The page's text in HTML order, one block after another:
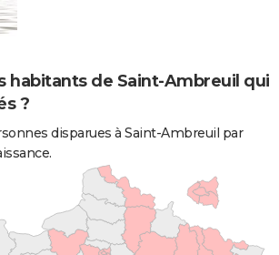
habitants de Saint-Ambreuil qui
?
disparues à Saint-Ambreuil par